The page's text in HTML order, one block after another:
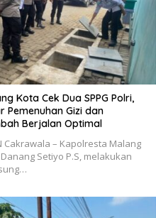
Kota Cek Dua SPPG Polri,
Pemenuhan Gizi dan
Berjalan Optimal
Cakrawala – Kapolresta Malang
Setiyo P.S, melakukan